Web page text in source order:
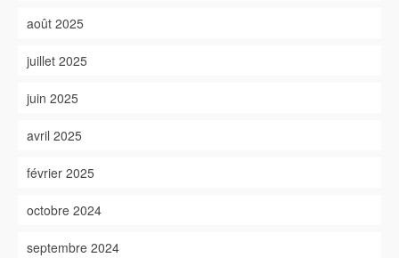
août 2025
juillet 2025
juin 2025
avril 2025
février 2025
octobre 2024
septembre 2024